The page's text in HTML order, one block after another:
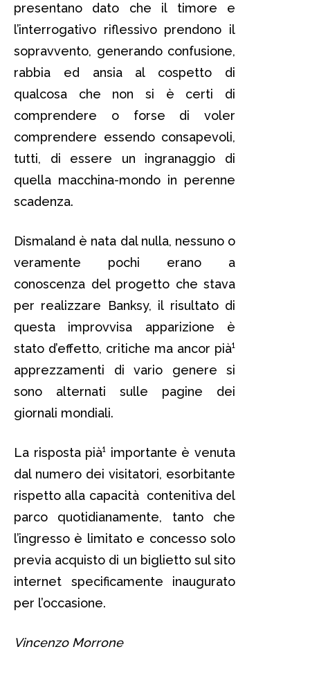
presentano dato che il timore e
l’interrogativo riflessivo prendono il
sopravvento, generando confusione,
rabbia ed ansia al cospetto di
qualcosa che non si è certi di
comprendere o forse di voler
comprendere essendo consapevoli,
tutti, di essere un ingranaggio di
quella macchina-mondo in perenne
scadenza.
Dismaland è nata dal nulla, nessuno o
veramente pochi erano a
conoscenza del progetto che stava
per realizzare Banksy, il risultato di
questa improvvisa apparizione è
stato d’effetto, critiche ma ancor pià¹
apprezzamenti di vario genere si
sono alternati sulle pagine dei
giornali mondiali.
La risposta pià¹ importante è venuta
dal numero dei visitatori, esorbitante
rispetto alla capacità contenitiva del
parco quotidianamente, tanto che
l’ingresso è limitato e concesso solo
previa acquisto di un biglietto sul sito
internet specificamente inaugurato
per l’occasione.
Vincenzo Morrone